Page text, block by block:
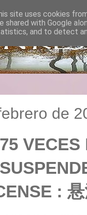
de
:
site uses cookies
shared with Google
and to detect